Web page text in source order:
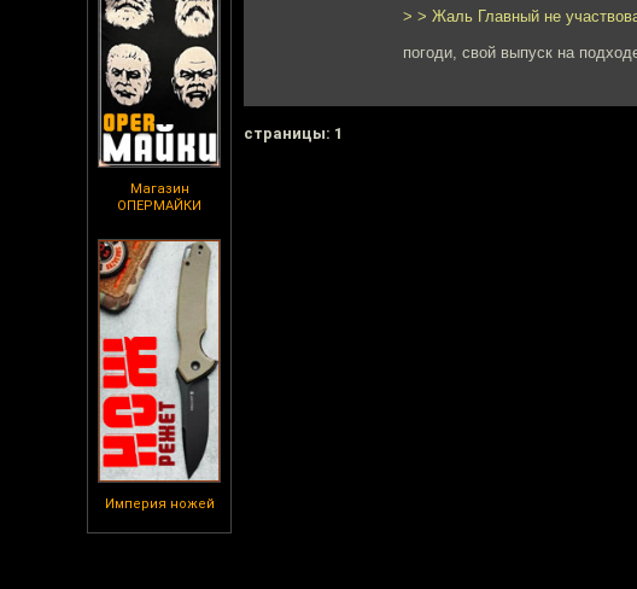
Магазин
ОПЕРМАЙКИ
Империя ножей
> > Жаль Главный не
погоди, свой выпуск на
cтраницы: 1